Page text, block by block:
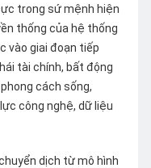
trong sứ mệnh hiện
thống của hệ thống
vào giai đoạn tiếp
tài chính, bất động
cách sống,
công nghệ, dữ liệu
dịch từ mô hình